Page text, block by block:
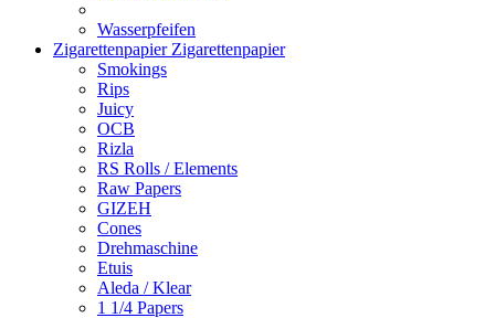
Wasserpfeifen
Zigarettenpapier Zigarettenpapier
Smokings
Rips
Juicy
OCB
Rizla
RS Rolls / Elements
Raw Papers
GIZEH
Cones
Drehmaschine
Etuis
Aleda / Klear
1 1/4 Papers